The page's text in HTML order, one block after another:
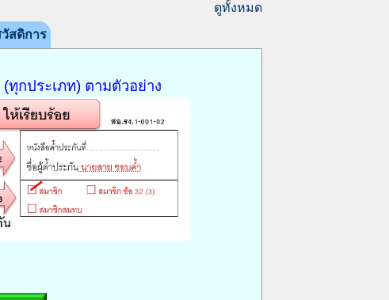
ดูทั้งหมด
สดิการ
กประเภท) ตามตัวอย่าง